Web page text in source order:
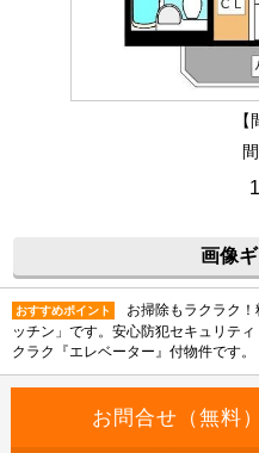
【
画像
おすすめポイント
お掃除もラクラク
ッチン」です。安心防犯セキュリテ
クラク『エレベーター』付物件です。